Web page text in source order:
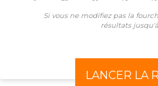
Si vous ne modifiez pas la
résultats
LANCER LA